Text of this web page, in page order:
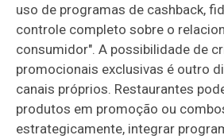
uso de programas de cashback,
controle completo sobre o
consumidor". A possibilidade de
promocionais exclusivas é outro
canais próprios. Restaurantes
produtos em promoção ou
estrategicamente, integrar